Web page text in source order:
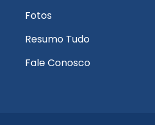
Fotos
Resumo Tudo
Fale Conosco